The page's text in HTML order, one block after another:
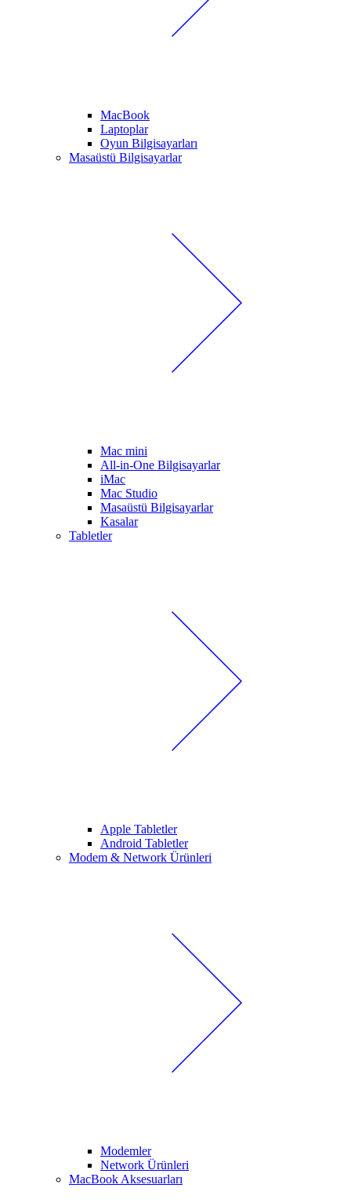
MacBook
Laptoplar
Oyun Bilgisayarları
Masaüstü Bilgisayarlar
Mac mini
All-in-One Bilgisayarlar
iMac
Mac Studio
Masaüstü Bilgisayarlar
Kasalar
Tabletler
Apple Tabletler
Android Tabletler
Modem & Network Ürünleri
Modemler
Network Ürünleri
MacBook Aksesuarları